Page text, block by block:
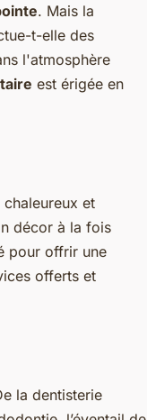
. Mais la
t-elle des
l'atmosphère
est érigée en
et
décor à la fois
pour offrir une
offerts et
la dentisterie